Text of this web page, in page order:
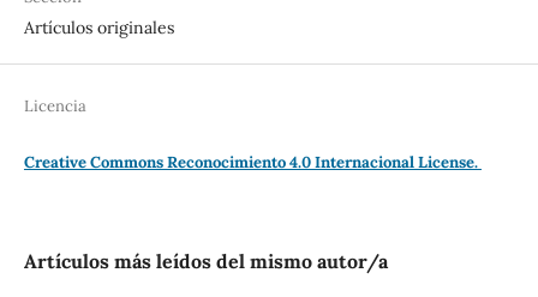
Artículos originales
Licencia
Creative Commons Reconocimiento 4.0 Internacional License.
Artículos más leídos del mismo autor/a